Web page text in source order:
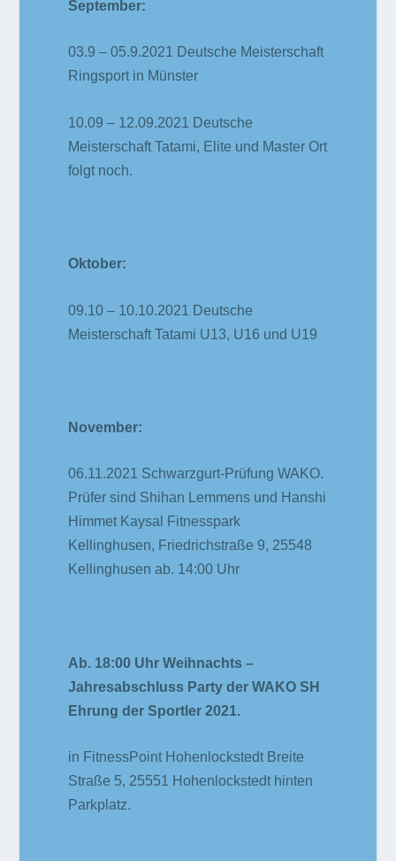
September:
03.9 – 05.9.2021 Deutsche Meisterschaft
Ringsport in Münster
10.09 – 12.09.2021 Deutsche
Meisterschaft Tatami, Elite und Master Ort
folgt noch.
Oktober:
09.10 – 10.10.2021 Deutsche
Meisterschaft Tatami U13, U16 und U19
November:
06.11.2021 Schwarzgurt-Prüfung WAKO.
Prüfer sind Shihan Lemmens und Hanshi
Himmet Kaysal Fitnesspark
Kellinghusen, Friedrichstraße 9, 25548
Kellinghusen ab. 14:00 Uhr
Ab. 18:00 Uhr Weihnachts –
Jahresabschluss Party der WAKO SH
Ehrung der Sportler 2021.
in FitnessPoint Hohenlockstedt Breite
Straße 5, 25551 Hohenlockstedt hinten
Parkplatz.